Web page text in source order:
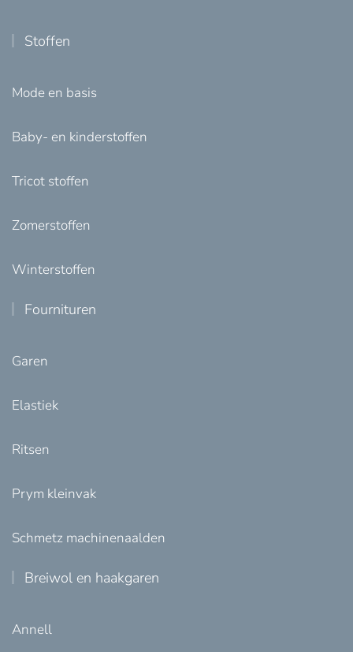
Stoffen
Mode en basis
Baby- en kinderstoffen
Tricot stoffen
Zomerstoffen
Winterstoffen
Fournituren
Garen
Elastiek
Ritsen
Prym kleinvak
Schmetz machinenaalden
Breiwol en haakgaren
Annell